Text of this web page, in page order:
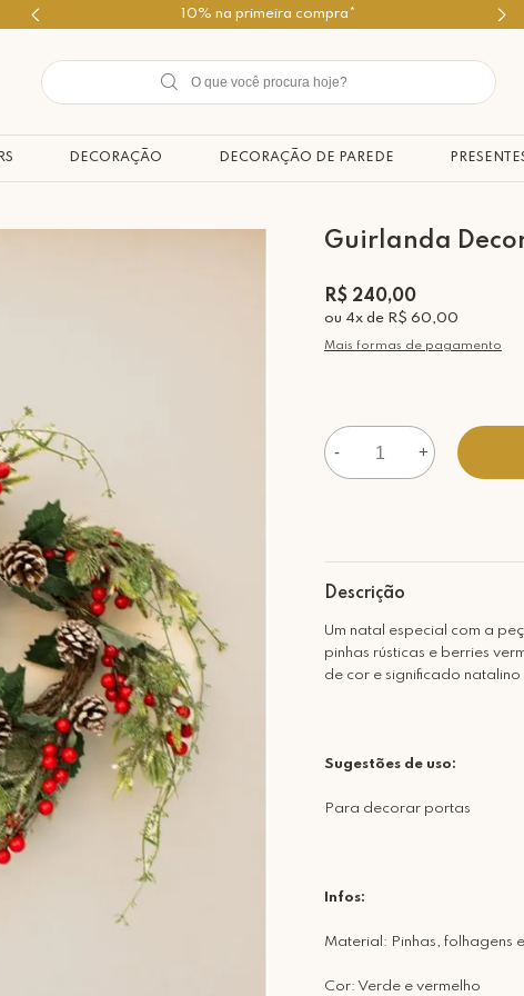
Use o cupom PRIMEIROMIMO
DECORAÇÃO DECORAÇÃO DE PAREDE
Guirlanda
R$ 240,00
ou 4x de R$ 60,00
Mais formas de pagamento
- +
Descrição
Um natal especial com a
pinhas rústicas e berries
de cor e significado
Sugestões de uso:
Para decorar portas
Infos:
Material: Pinhas,
Cor: Verde e vermelho